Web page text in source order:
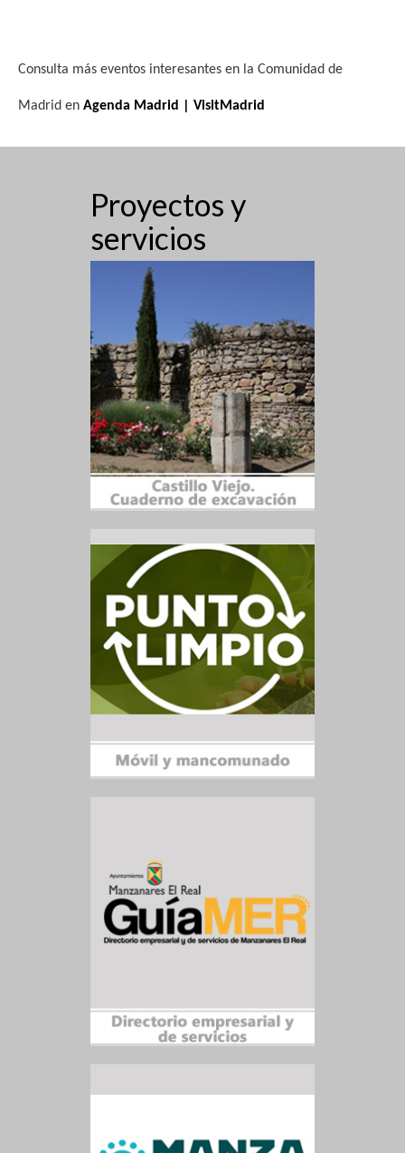
Consulta más eventos interesantes en la Comunidad de
Madrid en Agenda Madrid | VisitMadrid
Proyectos y
servicios